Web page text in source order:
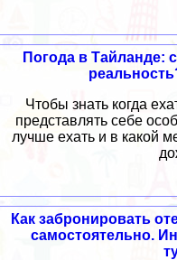
Погода в Тайланде:
Чтобы знать когда
представлять себе
лучше ехать и в какой
Как забронировать
самостоятельно.